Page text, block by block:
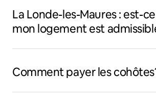
La Londe-les-Maures : est-
mon logement est
Comment payer les